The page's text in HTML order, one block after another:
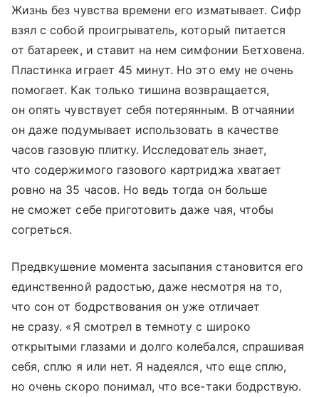
Жизнь без чувства времени его изматывает. Сифр
взял с собой проигрыватель, который питается
от батареек, и ставит на нем симфонии Бетховена.
Пластинка играет 45 минут. Но это ему не очень
помогает. Как только тишина возвращается,
он опять чувствует себя потерянным. В отчаянии
он даже подумывает использовать в качестве
часов газовую плитку. Исследователь знает,
что содержимого газового картриджа хватает
ровно на 35 часов. Но ведь тогда он больше
не сможет себе приготовить даже чая, чтобы
согреться.
Предвкушение момента засыпания становится его
единственной радостью, даже несмотря на то,
что сон от бодрствования он уже отличает
не сразу. «Я смотрел в темноту с широко
открытыми глазами и долго колебался, спрашивая
себя, сплю я или нет. Я надеялся, что еще сплю,
но очень скоро понимал, что все-таки бодрствую.